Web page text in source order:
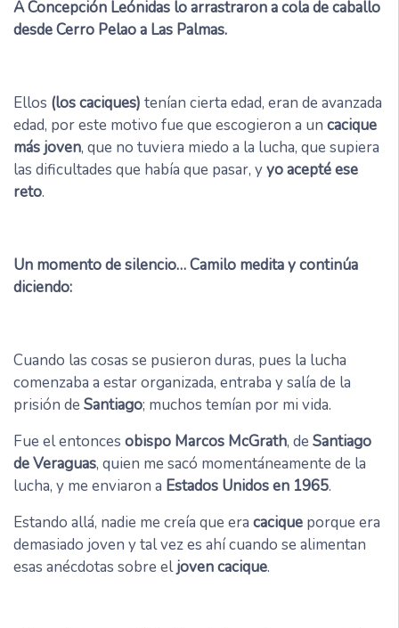
A Concepción Leónidas lo arrastraron a cola de caballo
desde Cerro Pelao a Las Palmas.
Ellos (los caciques) tenían cierta edad, eran de avanzada
edad, por este motivo fue que escogieron a un cacique
más joven, que no tuviera miedo a la lucha, que supiera
las dificultades que había que pasar, yyo acepté ese
reto.
Un momento de silencio… Camilo medita y continúa
diciendo:
Cuando las cosas se pusieron duras, pues la lucha
comenzaba a estar organizada, entraba y salía de la
prisión de Santiago; muchos temían por mi vida.
Fue el entonces obispo Marcos McGrath, de Santiago
de Veraguas, quien me sacó momentáneamente de la
lucha, y me enviaron a Estados Unidos en 1965.
Estando allá, nadie me creía que era cacique porque era
demasiado joven y tal vez es ahí cuando se alimentan
esas anécdotas sobre eljoven cacique.